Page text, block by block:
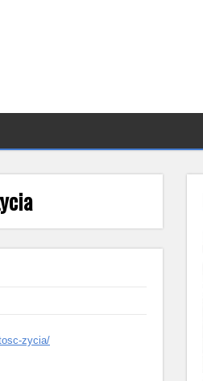
zycia/